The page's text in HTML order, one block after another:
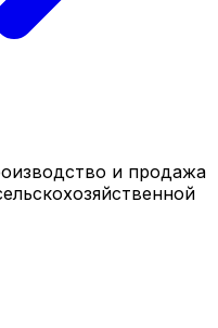
и продажа